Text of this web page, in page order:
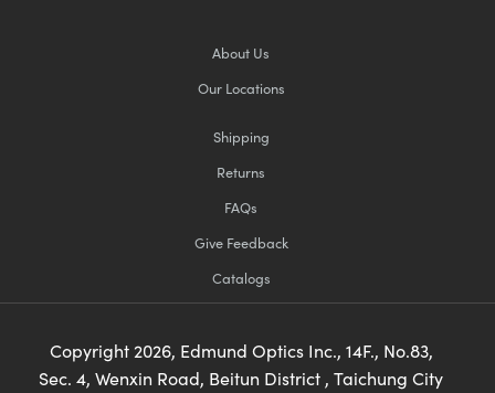
About Us
Our Locations
Shipping
Returns
FAQs
Give Feedback
Catalogs
Copyright 2026, Edmund Optics Inc., 14F., No.83,
Sec. 4, Wenxin Road, Beitun District , Taichung City